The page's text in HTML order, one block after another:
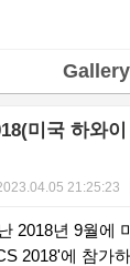
Gallery
미국 하와
21:25:23
2018년 9월에
2018'에 참가